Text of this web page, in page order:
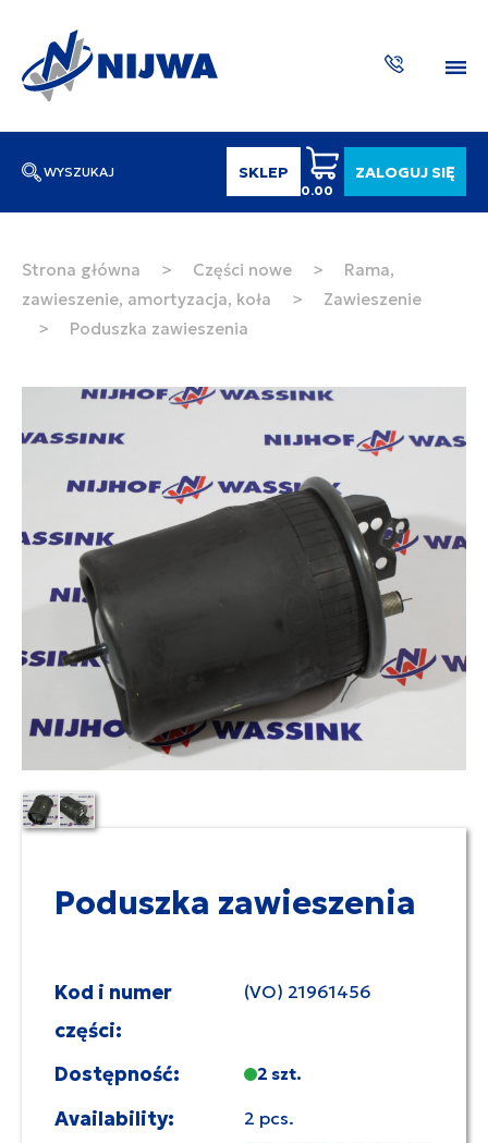
WYSZUKAJ SKLEP
0.00
ZALOGUJ SIĘ
Wpisz numer katalogowy lub nazwę
SZUKAJ
Strona główna > Części nowe >
Rama,
zawieszenie, amortyzacja, koła
>
Zawieszenie
>
Poduszka zawieszenia
Poduszka zawieszenia
Kod i numer
części:
(VO) 21961456
Dostępność: 2 szt.
Availability: 2 pcs.